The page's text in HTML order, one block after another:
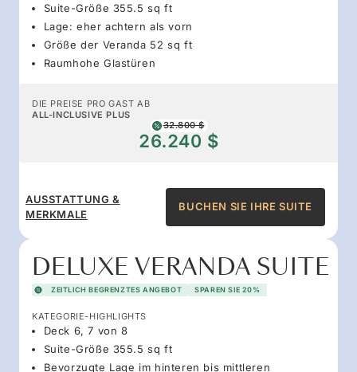
Suite-Größe 355.5 sq ft
Lage: eher achtern als vorn
Größe der Veranda 52 sq ft
Raumhohe Glastüren
DIE PREISE PRO GAST AB
ALL-INCLUSIVE PLUS
32.800 $
26.240 $
AUSSTATTUNG &
MERKMALE
BUCHEN SIE IHRE SUITE
DELUXE VERANDA SUITE
ZEITLICH BEGRENZTES ANGEBOT SPAREN SIE 20%
KATEGORIE-HIGHLIGHTS
Deck 6, 7 von 8
Suite-Größe 355.5 sq ft
Bevorzugte Lage im hinteren bis mittleren